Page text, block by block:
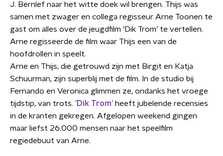
J. Bernlef naar het witte doek wil brengen. Thijs was
samen met zwager en collega regisseur Arne Toonen te
gast om alles over de jeugdfilm ‘Dik Trom’ te vertellen.
Arne regisseerde de film waar Thijs een van de
hoofdrollen in speelt.
Arne en Thijs, die getrouwd zijn met Birgit en Katja
Schuurman, zijn superblij met de film. In de studio bij
Fernando en Veronica glimmen ze, ondanks het vroege
tijdstip, van trots. 'Dik Trom' heeft jubelende recensies
in de kranten gekregen. Afgelopen weekend gingen
maar liefst 26.000 mensen naar het speelfilm
regiedebuut van Arne.